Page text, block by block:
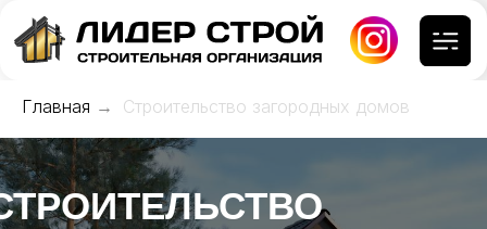
Главная → Строительство загородных домов